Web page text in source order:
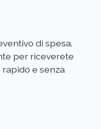
di spesa.
per riceverete
e senza